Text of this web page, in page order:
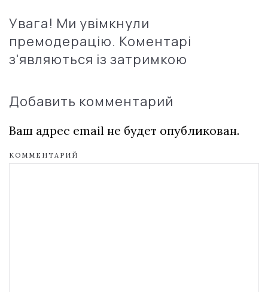
Увага! Ми увімкнули
премодерацію. Коментарі
з'являються із затримкою
Добавить комментарий
Ваш адрес email не будет опубликован.
КОММЕНТАРИЙ